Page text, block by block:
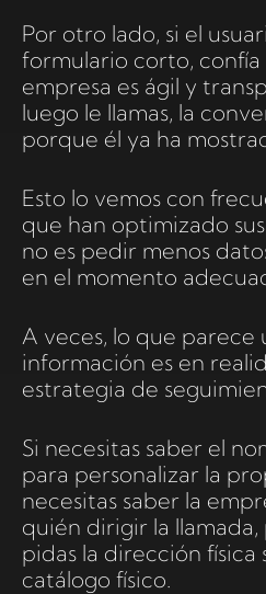
Por otro lado, si el
formulario corto, confía
empresa es ágil y
luego le llamas, la
porque él ya ha
Esto lo vemos con
que han optimizado
no es pedir menos
en el momento
A veces, lo que parece
información es en
estrategia de
Si necesitas saber el
para personalizar la
necesitas saber la
quién dirigir la llamada,
pidas la dirección física
catálogo físico.